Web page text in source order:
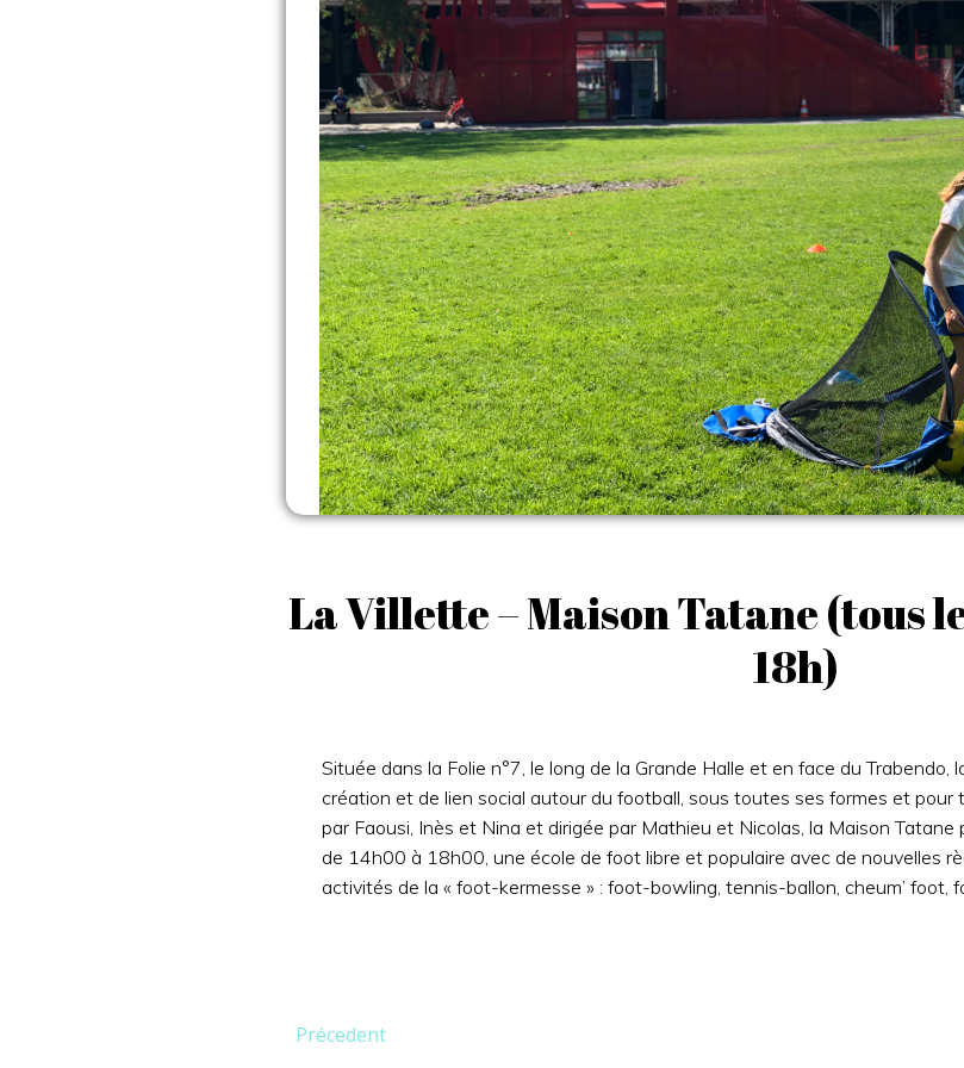
La Villette – Maison Tatane (tous
18h)
Située dans la Folie n°7, le long de la Grande Halle et en face du Trabendo,
création et de lien social autour du football, sous toutes ses formes et pour
par Faousi, Inès et Nina et dirigée par Mathieu et Nicolas, la Maison Tatane
de 14h00 à 18h00, une école de foot libre et populaire avec de nouvelles
activités de la « foot-kermesse » : foot-bowling, tennis-ballon, cheum’ foot,
Post
Précedent